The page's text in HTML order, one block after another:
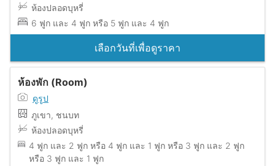
ห้องปลอดบุหรี่
6 ฟูก และ 4 ฟูก หรือ 5 ฟูก และ 4 ฟูก
เลือกวันที่เพื่อดูราคา
ห้องพัก (Room)
ดูรูป
ภูเขา, ชนบท
ห้องปลอดบุหรี่
4 ฟูก และ 2 ฟูก หรือ 4 ฟูก และ 1 ฟูก หรือ 3 ฟูก และ 2 ฟูก
หรือ 3 ฟูก และ 1 ฟูก